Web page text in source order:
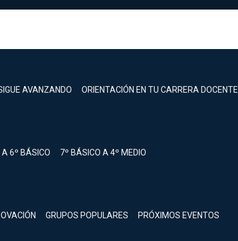
AVANZANDO ORIENTACIÓN EN TU CARRERA DOCENTE
A 6º BÁSICO 7º BÁSICO A 4º MEDIO
GRUPOS POPULARES PRÓXIMOS EVENTOS
Inicia sesión.